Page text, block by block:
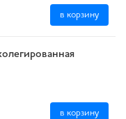
в корзину
в корзину